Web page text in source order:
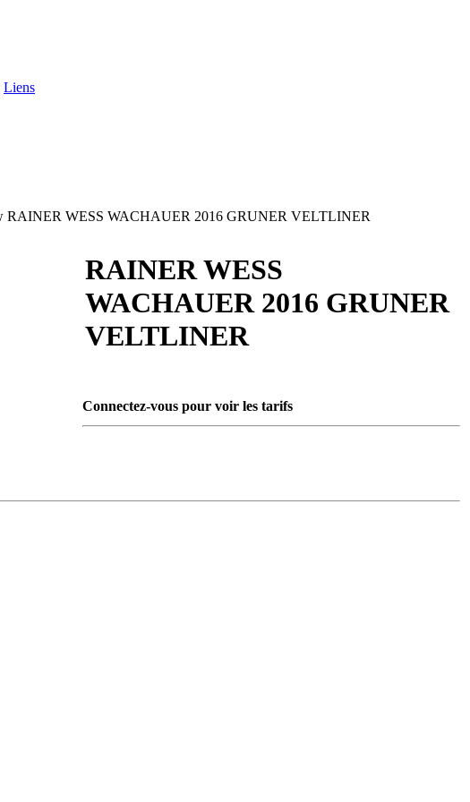
Liens
RAINER WESS WACHAUER 2016 GRUNER VELTLINER
RAINER WESS
WACHAUER 2016 GRUNER
VELTLINER
Connectez-vous pour voir les tarifs